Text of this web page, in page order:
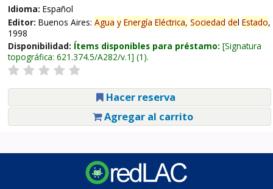
Idioma: Español
Editor: Buenos Aires: Agua y Energía Eléctrica, Sociedad del Estado,
1998
Disponibilidad: Ítems disponibles para préstamo: Signatura
topográfica: 621.374.5/A282/v.1 (1).
Hacer reserva
Agregar al carrito